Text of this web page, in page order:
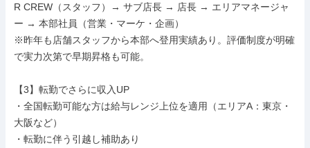
R CREW（スタッフ）→ サブ店長 → 店長 → エリアマネージャ
ー → 本部社員（営業・マーケ・企画）
※昨年も店舗スタッフから本部へ登用実績あり。評価制度が明確
で実力次第で早期昇格も可能。
【3】転勤でさらに収入UP
・全国転勤可能な方は給与レンジ上位を適用（エリアA：東京・
大阪など）
・転勤に伴う引越し補助あり